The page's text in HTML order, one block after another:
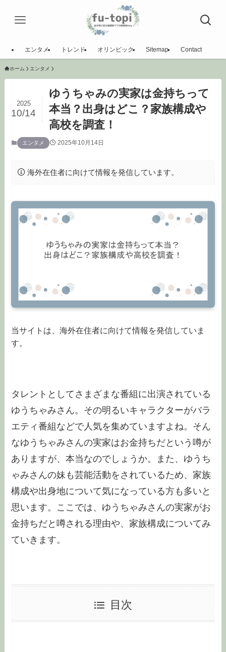
エンタメ トレンド オリンピック Sitemap Contact
ホーム エンタメ
ゆうちゃみの実家は金持ちって
本当？出身はどこ？家族構成や
高校を調査！
2025
10/14
エンタメ 2025年10月14日
海外在住者に向けて情報を発信しています。
当サイトは、海外在住者に向けて情報を発信していま
す。
タレントとしてさまざまな番組に出演されている
ゆうちゃみさん。その明るいキャラクターがバラ
エティ番組などで人気を集めていますよね。そん
なゆうちゃみさんの実家はお金持ちだという噂が
ありますが、本当なのでしょうか。また、ゆうち
ゃみさんの妹も芸能活動をされているため、家族
構成や出身地について気になっている方も多いと
思います。ここでは、ゆうちゃみさんの実家がお
金持ちだと噂される理由や、家族構成についてみ
ていきます。
目次